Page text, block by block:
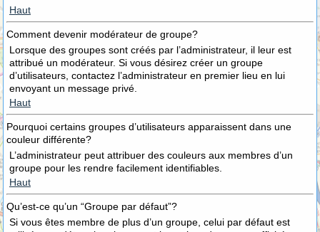
Haut
Comment devenir modérateur de groupe?
Lorsque des groupes sont créés par l’administrateur, il leur est
attribué un modérateur. Si vous désirez créer un groupe
d’utilisateurs, contactez l’administrateur en premier lieu en lui
envoyant un message privé.
Haut
Pourquoi certains groupes d’utilisateurs apparaissent dans une
couleur différente?
L’administrateur peut attribuer des couleurs aux membres d’un
groupe pour les rendre facilement identifiables.
Haut
Qu’est-ce qu’un “Groupe par défaut”?
Si vous êtes membre de plus d’un groupe, celui par défaut est